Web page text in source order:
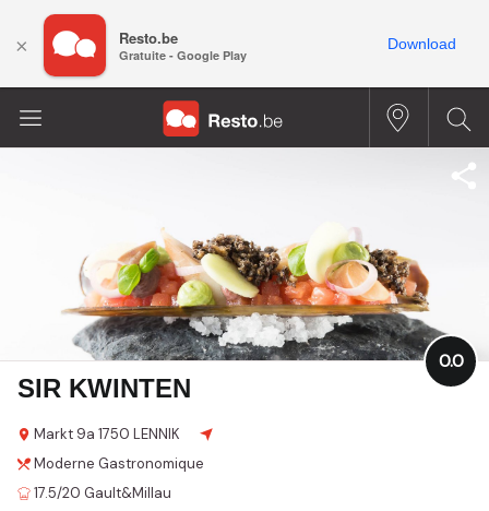
SIR KWINTEN
Markt 9a 1750 LENNIK
0.0
Moderne Gastronomique
17.5/20 Gault&Millau
× Resto.be
Gratuite - Google Play
Download